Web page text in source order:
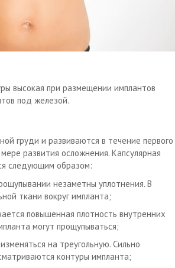
высокая при размещении имплантов
под железой.
груди и развиваются в течение первого
развития осложнения. Капсулярная
следующим образом:
незаметны уплотнения. В
ткани вокруг импланта;
повышенная плотность внутренних
могут прощупываться;
на треугольную. Сильно
контуры импланта;